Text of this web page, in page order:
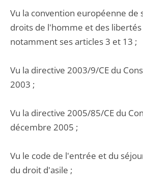
Vu la convention européenne de
droits de l'homme et des
notamment ses articles 3 et 13 ;
Vu la directive 2003/9/CE du
2003 ;
Vu la directive 2005/85/CE du
décembre 2005 ;
Vu le code de l'entrée et du
du droit d'asile ;